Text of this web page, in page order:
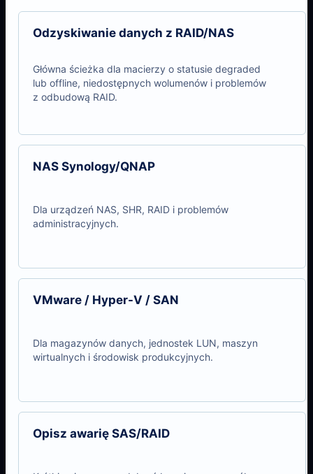
Odzyskiwanie danych z RAID/NAS
Główna ścieżka dla macierzy o statusie degraded
lub offline, niedostępnych wolumenów i problemów
z odbudową RAID.
NAS Synology/QNAP
Dla urządzeń NAS, SHR, RAID i problemów
administracyjnych.
VMware / Hyper-V / SAN
Dla magazynów danych, jednostek LUN, maszyn
wirtualnych i środowisk produkcyjnych.
Opisz awarię SAS/RAID